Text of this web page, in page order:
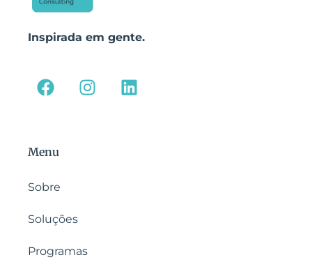
Inspirada em gente.
Menu
Sobre
Soluções
Programas